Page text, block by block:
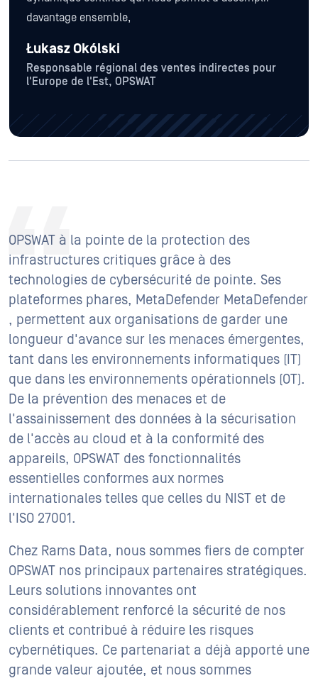
davantage ensemble,
Łukasz Okólski
Responsable régional des ventes indirectes pour
l'Europe de l'Est, OPSWAT
OPSWAT à la pointe de la protection des
infrastructures critiques grâce à des
technologies de cybersécurité de pointe. Ses
plateformes phares, MetaDefender MetaDefender
, permettent aux organisations de garder une
longueur d'avance sur les menaces émergentes,
tant dans les environnements informatiques (IT)
que dans les environnements opérationnels (OT).
De la prévention des menaces et de
l'assainissement des données à la sécurisation
de l'accès au cloud et à la conformité des
appareils, OPSWAT des fonctionnalités
essentielles conformes aux normes
internationales telles que celles du NIST et de
l'ISO 27001.
Chez Rams Data, nous sommes fiers de compter
OPSWAT nos principaux partenaires stratégiques.
Leurs solutions innovantes ont
considérablement renforcé la sécurité de nos
clients et contribué à réduire les risques
cybernétiques. Ce partenariat a déjà apporté une
grande valeur ajoutée, et nous sommes